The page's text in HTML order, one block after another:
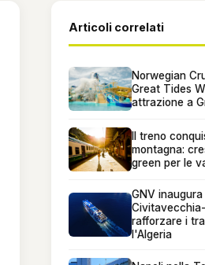
Articoli correlati
Norwegian
Great Tides
attrazione a
Il treno
montagna:
green per le
GNV
rafforzare i
l'Algeria